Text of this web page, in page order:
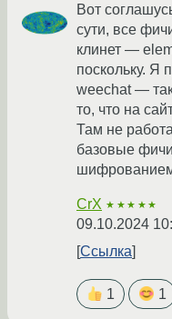
Вот
сути, все
клинет —
поскольку. Я
weechat —
то, что на
Там не
базовые
CrX ★★★★★
09.10.2024
Ссылка
1 1